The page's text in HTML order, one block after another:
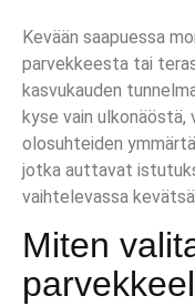
Kevään saapuessa
parvekkeesta tai
kasvukauden
kyse vain ulkonäöstä,
olosuhteiden
jotka auttavat
vaihtelevassa
Miten